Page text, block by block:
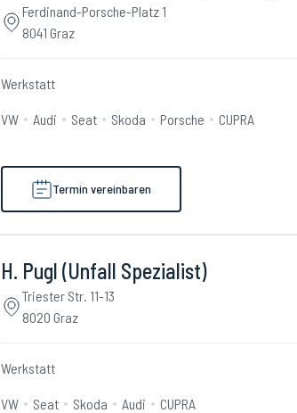
Ferdinand-Porsche-Platz 1
8041 Graz
Werkstatt
VW Audi Seat Skoda Porsche CUPRA
Termin vereinbaren
H. Pugl (Unfall Spezialist)
Triester Str. 11-13
8020 Graz
Werkstatt
VW Seat Skoda Audi CUPRA